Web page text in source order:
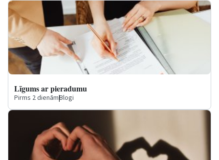
Līgums ar pieradumu
Pirms 2 dienām|Blogi